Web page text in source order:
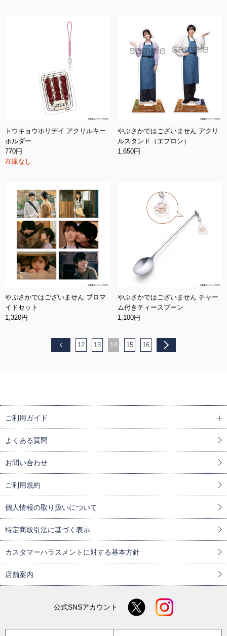
トウキョウホリデイ アクリルキー
ホルダー
770円
在庫なし
やぶさかではございません アクリ
ルスタンド（エプロン）
1,650円
やぶさかではございません ブロマ
イドセット
1,320円
やぶさかではございません チャー
ム付きティースプーン
1,100円
12 13 14 15 16
ご利用ガイド
よくある質問
お問い合わせ
ご利用規約
個人情報の取り扱いについて
特定商取引法に基づく表示
カスタマーハラスメントに対する基本方針
店舗案内
公式SNSアカウント